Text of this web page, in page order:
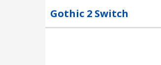
Gothic 2 Switch